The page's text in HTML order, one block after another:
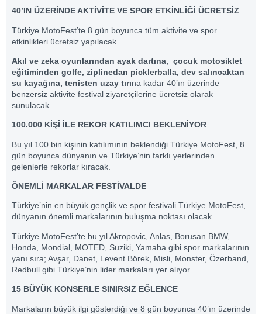
40’IN ÜZERİNDE AKTİVİTE VE SPOR ETKİNLİĞİ ÜCRETSİZ
Türkiye MotoFest’te 8 gün boyunca tüm aktivite ve spor
etkinlikleri ücretsiz yapılacak.
Akıl ve zeka oyunlarından ayak dartına, çocuk motosiklet
eğitiminden golfe, ziplinedan picklerballa, dev salıncaktan
su kayağına, tenisten uzay tırına kadar 40’ın üzerinde
benzersiz aktivite festival ziyaretçilerine ücretsiz olarak
sunulacak.
100.000 KİŞİ İLE REKOR KATILIMCI BEKLENİYOR
Bu yıl 100 bin kişinin katılımının beklendiği Türkiye MotoFest, 8
gün boyunca dünyanın ve Türkiye’nin farklı yerlerinden
gelenlerle rekorlar kıracak.
ÖNEMLİ MARKALAR FESTİVALDE
Türkiye’nin en büyük gençlik ve spor festivali Türkiye MotoFest,
dünyanın önemli markalarının buluşma noktası olacak.
Türkiye MotoFest’te bu yıl Akropovic, Anlas, Borusan BMW,
Honda, Mondial, MOTED, Suziki, Yamaha gibi spor markalarının
yanı sıra; Avşar, Danet, Levent Börek, Misli, Monster, Özerband,
Redbull gibi Türkiye’nin lider markaları yer alıyor.
15 BÜYÜK KONSERLE SINIRSIZ EĞLENCE
Markaların büyük ilgi gösterdiği ve 8 gün boyunca 40’ın üzerinde